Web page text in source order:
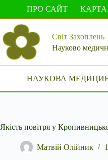
вмісту
ПРО САЙТ
Світ Захоплень
Науково
НАУКОВА
Якість повітря у
Матвій Олійник